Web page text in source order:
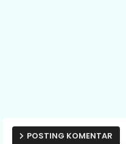
POSTING KOMENTAR